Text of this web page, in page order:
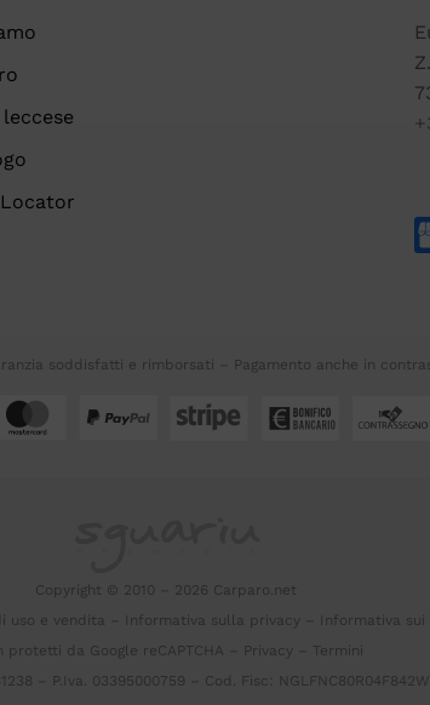
soddisfatti e rimborsati – Pagamento anche in
Copyright © 2010 – 2026 Carparo.net
uso e vendita
Informativa sulla privacy–
Informativa sui
protetti da Google reCAPTCHA –
Privacy
Termini
– P.Iva. 03395000759 – Cod. Fisc: NGLFNC80R04F842W